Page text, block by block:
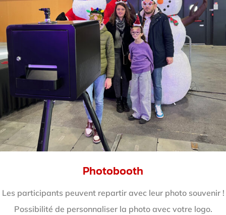
Photobooth
Les participants peuvent repartir avec leur photo souvenir !
Possibilité de personnaliser la photo avec votre logo.